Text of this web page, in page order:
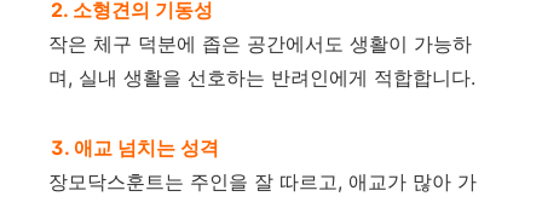
2. 소형견의 기동성
작은 체구 덕분에 좁은 공간에서도 생활이 가능하
며, 실내 생활을 선호하는 반려인에게 적합합니다.
3. 애교 넘치는 성격
장모닥스훈트는 주인을 잘 따르고, 애교가 많아 가